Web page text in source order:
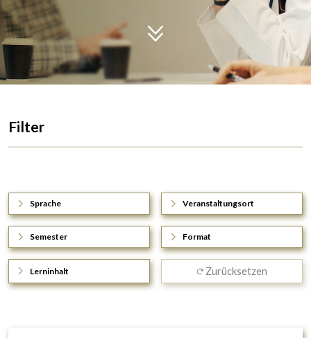
Filter
Sprache Veranstaltungsort
Semester Format
Lerninhalt Zurücksetzen